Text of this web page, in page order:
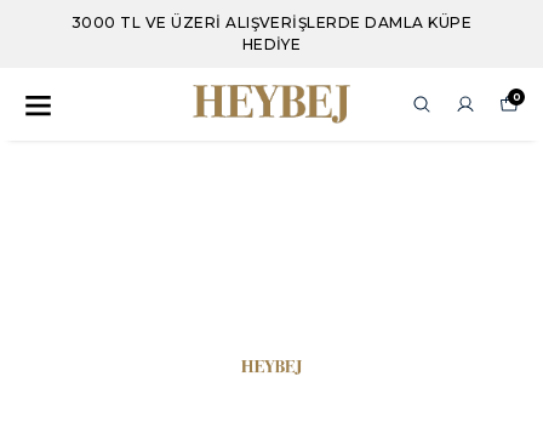
ALIŞVERIŞLERDE DAMLA KÜPE
4500 TL VE
0